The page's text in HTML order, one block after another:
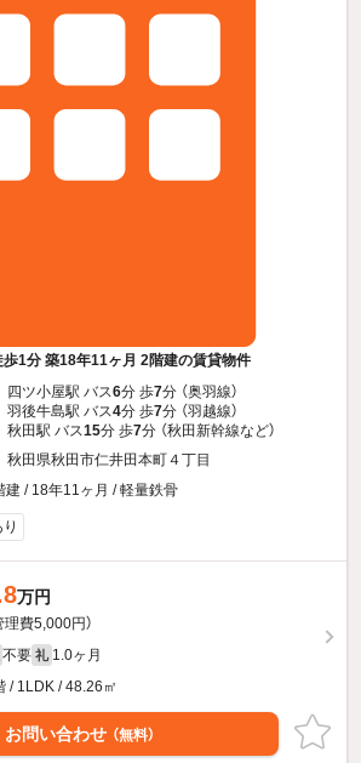
1分 築18年11ヶ月 2階建の賃貸物件
四ツ小屋駅 バス6分 歩7分 （奥羽線）
羽後牛島駅 バス4分 歩7分 （羽越線）
秋田駅 バス15分 歩7分 （秋田新幹線など）
秋田県秋田市仁井田本町４丁目
建 / 18年11ヶ月 / 軽量鉄骨
万円
理費5,000円）
不要 礼 1.0ヶ月
/ 1LDK / 48.26㎡
お問い合わせ （無料）